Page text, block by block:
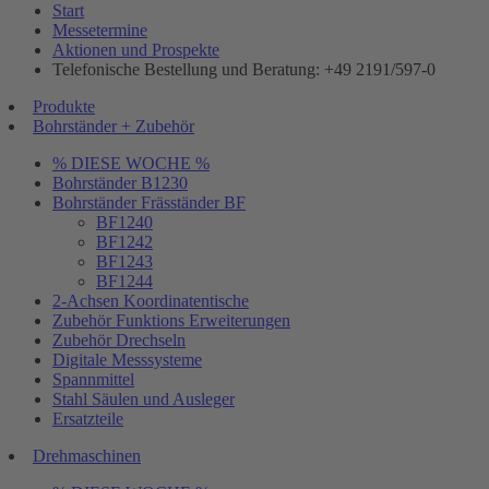
Start
Messetermine
Aktionen und Prospekte
Telefonische Bestellung und Beratung: +49 2191/597-0
Produkte
Bohrständer + Zubehör
% DIESE WOCHE %
Bohrständer B1230
Bohrständer Fräsständer BF
BF1240
BF1242
BF1243
BF1244
2-Achsen Koordinatentische
Zubehör Funktions Erweiterungen
Zubehör Drechseln
Digitale Messsysteme
Spannmittel
Stahl Säulen und Ausleger
Ersatzteile
Drehmaschinen